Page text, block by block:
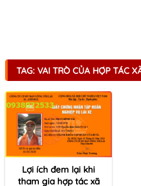
TAG: VAI TRÒ CỦA HỢP TÁC
Lợi ích đem lại khi
tham gia hợp tác xã